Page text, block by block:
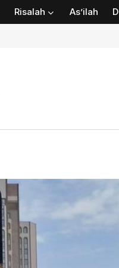
Risalah As’ilah